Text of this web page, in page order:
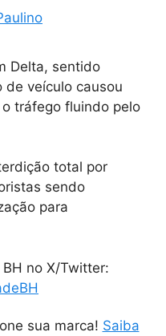
Delta, sentido
veículo causou
tráfego fluindo pelo
total por
sendo
para
no X/Twitter:
sua marca! Saiba